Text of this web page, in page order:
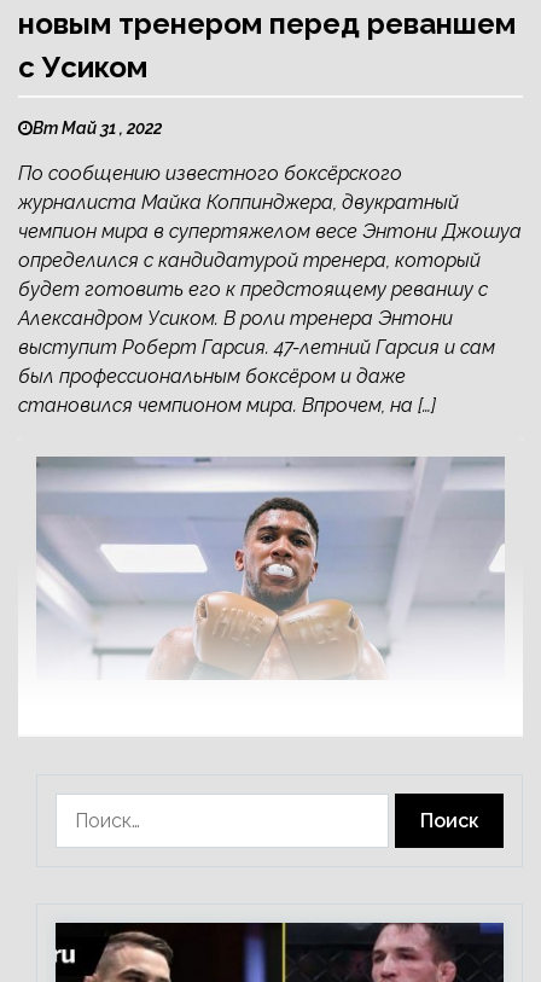
новым тренером перед реваншем
с Усиком
Вт Май 31 , 2022
По сообщению известного боксёрского
журналиста Майка Коппинджера, двукратный
чемпион мира в супертяжелом весе Энтони Джошуа
определился с кандидатурой тренера, который
будет готовить его к предстоящему реваншу с
Александром Усиком. В роли тренера Энтони
выступит Роберт Гарсия. 47-летний Гарсия и сам
был профессиональным боксёром и даже
становился чемпионом мира. Впрочем, на […]